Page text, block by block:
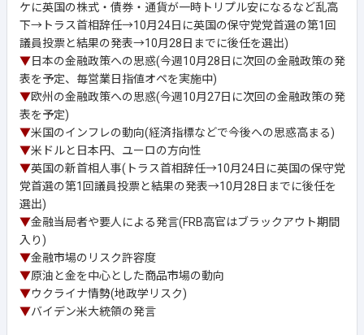
ケに英国の株式・債券・通貨が一時トリプル安になるなど乱高
下→トラス首相辞任→10月24日に英国の保守党党首選の第1回
議員投票と結果の発表→10月28日までに後任を選出)
▼日本の金融政策への思惑(今週10月28日に次回の金融政策の発
表を予定、毎営業日指値オペを実施中)
▼欧州の金融政策への思惑(今週10月27日に次回の金融政策の発
表を予定)
▼米国のインフレの動向(経済指標などで今後への思惑高まる)
▼米ドルと日本円、ユーロの方向性
▼英国の新首相人事(トラス首相辞任→10月24日に英国の保守党
党首選の第1回議員投票と結果の発表→10月28日までに後任を
選出)
▼金融当局者や要人による発言(FRB高官はブラックアウト期間
入り)
▼金融市場のリスク許容度
▼原油と金を中心とした商品市場の動向
▼ウクライナ情勢(地政学リスク)
▼バイデン米大統領の発言